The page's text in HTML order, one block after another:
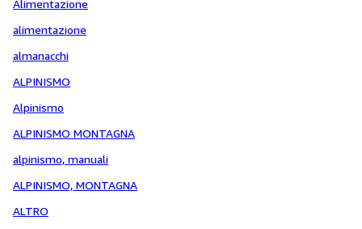
Alimentazione
alimentazione
almanacchi
ALPINISMO
Alpinismo
ALPINISMO MONTAGNA
alpinismo, manuali
ALPINISMO, MONTAGNA
ALTRO